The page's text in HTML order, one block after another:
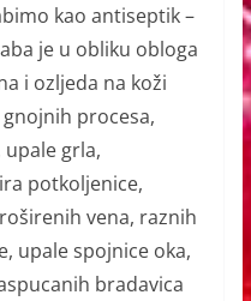
kao antiseptik –
je u obliku obloga
i ozljeda na koži
procesa,
grla,
potkoljenice,
vena, raznih
upale spojnice oka,
bradavica